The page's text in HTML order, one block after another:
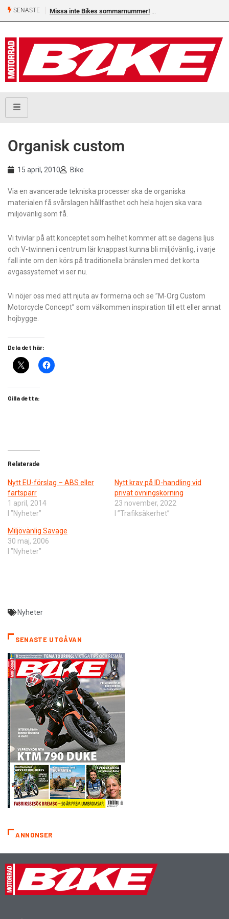
SENASTE Missa inte Bikes sommarnummer!
Organisk custom
15 april, 2010 Bike
Via en avancerade tekniska processer ska de organiska
materialen få svårslagen hållfasthet och hela hojen ska vara
miljövänlig som få.
Vi tvivlar på att konceptet som helhet kommer att se dagens ljus
och V-twinnen i centrum lär knappast kunna bli miljövänlig, i varje
fall inte om den körs på traditionella bränslen med det korta
avgassystemet vi ser nu.
Vi nöjer oss med att njuta av formerna och se ”M-Org Custom
Motorcycle Concept” som välkommen inspiration till ett eller annat
hojbygge.
Dela det här:
Gilla detta:
Relaterade
Nytt EU-förslag – ABS eller
fartspärr
1 april, 2014
I ”Nyheter”
Nytt krav på ID-handling vid
privat övningskörning
23 november, 2022
I ”Trafiksäkerhet”
Miljövänlig Savage
30 maj, 2006
I ”Nyheter”
Nyheter
SENASTE UTGÅVAN
ANNONSER